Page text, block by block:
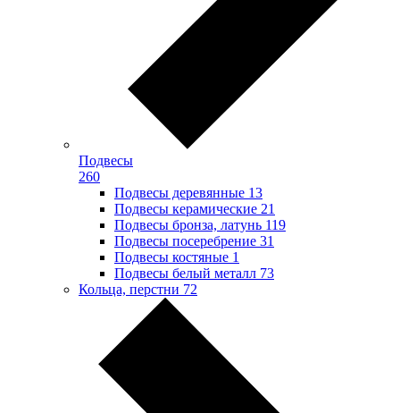
Подвесы
260
Подвесы деревянные 13
Подвесы керамические 21
Подвесы бронза, латунь 119
Подвесы посеребрение 31
Подвесы костяные 1
Подвесы белый металл 73
Кольца, перстни 72